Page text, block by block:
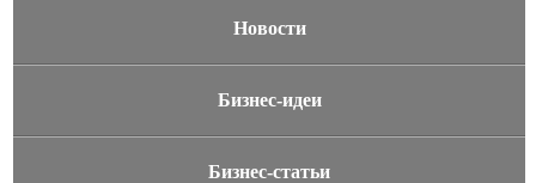
Новости
Бизнес-идеи
Бизнес-статьи